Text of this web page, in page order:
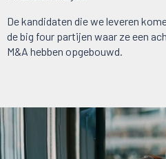
De kandidaten die we leveren
de big four partijen waar ze een
M&A hebben opgebouwd.